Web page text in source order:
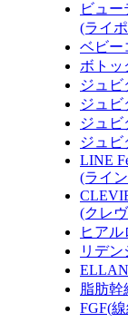
ビュ
(ライ
ベビー
ボトッ
ジュ
ジュ
ジュ
ジュ
LINE
(ライ
(クレ
ヒア
リデン
脂肪幹
FGF(